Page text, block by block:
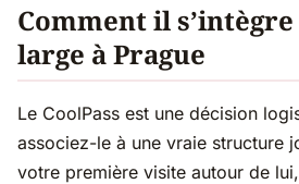
Comment il
large à Prague
Le CoolPass est une décision
associez-le à une vraie structure
votre première visite autour de